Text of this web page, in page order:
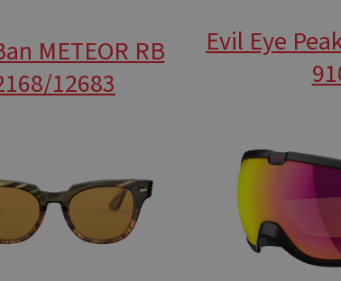
METEOR RB
12683
Evil Eye